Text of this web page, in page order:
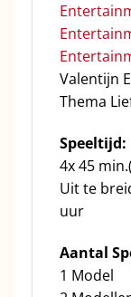
Valentijn
Thema
Speeltijd:
4x 45
Uit te
uur
Aantal
1 Model